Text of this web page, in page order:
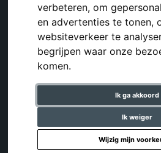
verbeteren, om
en advertenties te tonen,
websiteverkeer te
begrijpen waar onze
komen.
Ik ga akkoord
Ik weiger
Wijzig mijn
Klantenservice
Contact
Winkelwagentje
Account